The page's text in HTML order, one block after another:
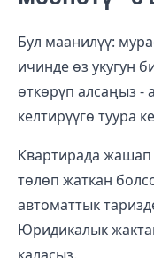
Бул маанилүү:
ичинде өз укугун
өткөрүп алсаңыз -
келтирүүгө туура
Квартирада
төлөп жаткан
автоматтык
Юридикалык